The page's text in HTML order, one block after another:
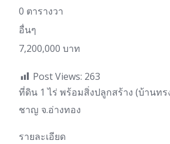
0 ตารางวา
อื่นๆ
7,200,000 บาท
Post Views: 263
ที่ดิน 1 ไร่ พร้อมสิ่งปลูกสร้าง (บ้านทร
ชาญ จ.อ่างทอง
รายละเอียด